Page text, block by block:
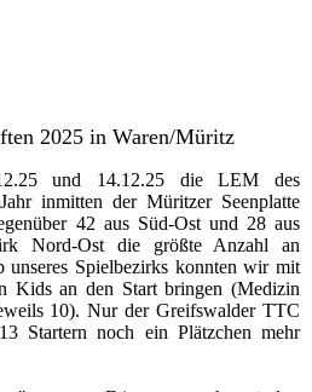
2025 in Waren/Müritz
und 14.12.25 die LEM des
inmitten der Müritzer Seenplatte
42 aus Süd-Ost und 28 aus
Nord-Ost die größte Anzahl an
unseres Spielbezirks konnten wir mit
Kids an den Start bringen (Medizin
10). Nur der Greifswalder TTC
Startern noch ein Plätzchen mehr